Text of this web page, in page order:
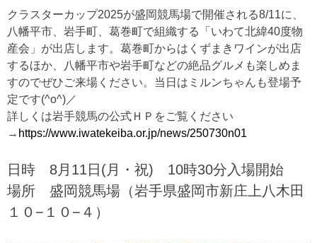
クラスターカップ2025が盛岡競馬場で開催される8/11に、
八幡平市、岩手町、葛巻町で組織する「いわて北緯40度物
産会」が出店します。葛巻町からはくずまきワインが出店
するほか、八幡平市や岩手町などの絶品グルメも楽しめま
すのでぜひご来場ください。当日はミルンちゃんも登場予
定です(^o^)／
詳しくは岩手競馬の公式ＨＰをご覧ください
→ https://www.iwatekeiba.or.jp/news/250730n01
日時 8月11日(月・祝) 10時30分入場開始
場所 盛岡競馬場（岩手県盛岡市新庄上八木田
１０−１０−４）